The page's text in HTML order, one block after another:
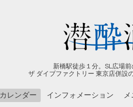
新橋駅徒歩１分。SL広場
ザ ダイブファクトリー 東京店併設
カレンダー インフォメーション